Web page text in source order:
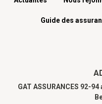
Guide des
GAT ASSURANCES 92-